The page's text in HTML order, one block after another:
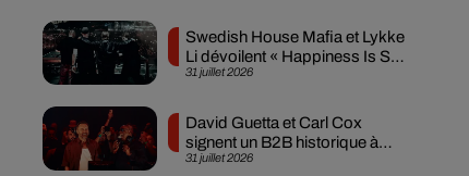
31 juillet 2026
Swedish House Mafia et Lykke
Li dévoilent « Happiness Is So
Sad »
31 juillet 2026
David Guetta et Carl Cox
signent un B2B historique à
Ibiza